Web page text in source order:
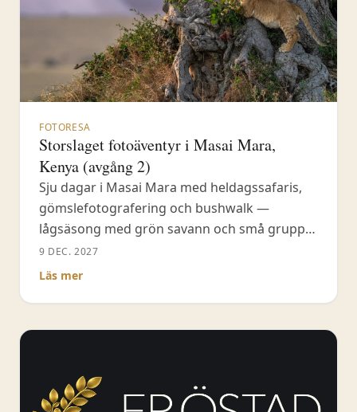
FOTORESA
Storslaget fotoäventyr i Masai Mara,
Kenya (avgång 2)
Sju dagar i Masai Mara med heldagssafaris,
gömslefotografering och bushwalk —
lågsäsong med grön savann och små grupper
i öppna jeepar.
9 DEC. 2027
Läs mer